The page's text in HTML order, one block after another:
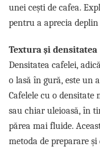
unei cești de cafea.
pentru a aprecia
Textura și densitatea
Densitatea cafelei,
o lasă în gură, este un
Cafelele cu o
sau chiar uleioasă, în
părea mai fluide.
metoda de preparare